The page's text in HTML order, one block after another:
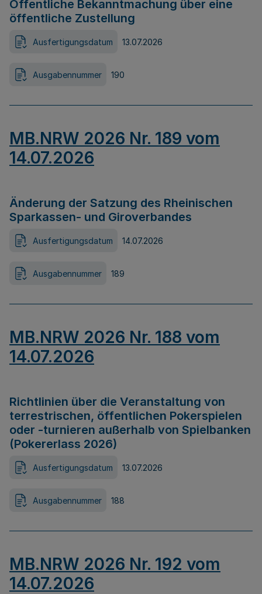
Öffentliche Bekanntmachung über eine
öffentliche Zustellung
Ausfertigungsdatum 13.07.2026
Ausgabennummer 190
MB.NRW 2026 Nr. 189 vom
14.07.2026
Änderung der Satzung des Rheinischen
Sparkassen- und Giroverbandes
Ausfertigungsdatum 14.07.2026
Ausgabennummer 189
MB.NRW 2026 Nr. 188 vom
14.07.2026
Richtlinien über die Veranstaltung von
terrestrischen, öffentlichen Pokerspielen
oder -turnieren außerhalb von Spielbanken
(Pokererlass 2026)
Ausfertigungsdatum 13.07.2026
Ausgabennummer 188
MB.NRW 2026 Nr. 192 vom
14.07.2026